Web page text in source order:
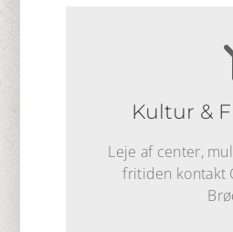
Kultur &
Leje af center,
fritiden kontakt